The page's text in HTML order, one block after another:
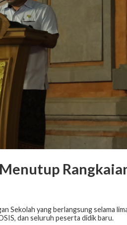
Sekolah yang berlangsung selama
dan seluruh peserta didik baru.